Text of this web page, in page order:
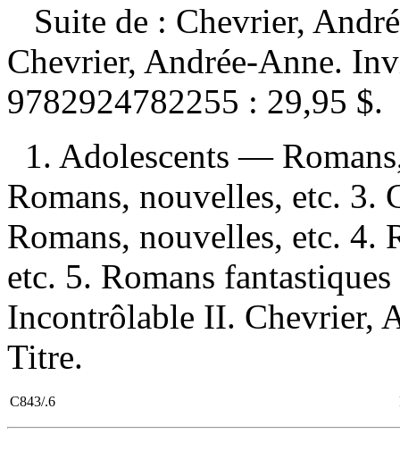
Suite de : Chevrier,
Chevrier, Andrée-Anne.
9782924782255 : 29,95 $.
1. Adolescents —
Romans, nouvelles, etc.
Romans, nouvelles, etc.
etc. 5. Romans
Incontrôlable II. Chevrier,
Titre.
C843/.6